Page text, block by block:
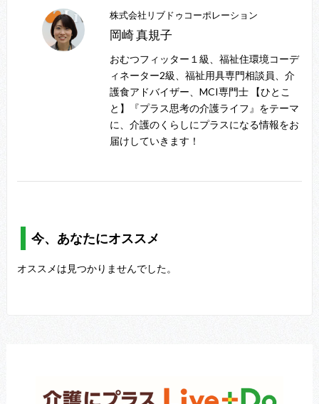
株式会社リブドゥコーポレーション
岡崎 真規子
おむつフィッター１級、福祉住環境コーデ
ィネーター2級、福祉用具専門相談員、介
護食アドバイザー、MCI専門士 【ひとこ
と】『プラス思考の介護ライフ』をテーマ
に、介護のくらしにプラスになる情報をお
届けしていきます！
今、あなたにオススメ
オススメは見つかりませんでした。